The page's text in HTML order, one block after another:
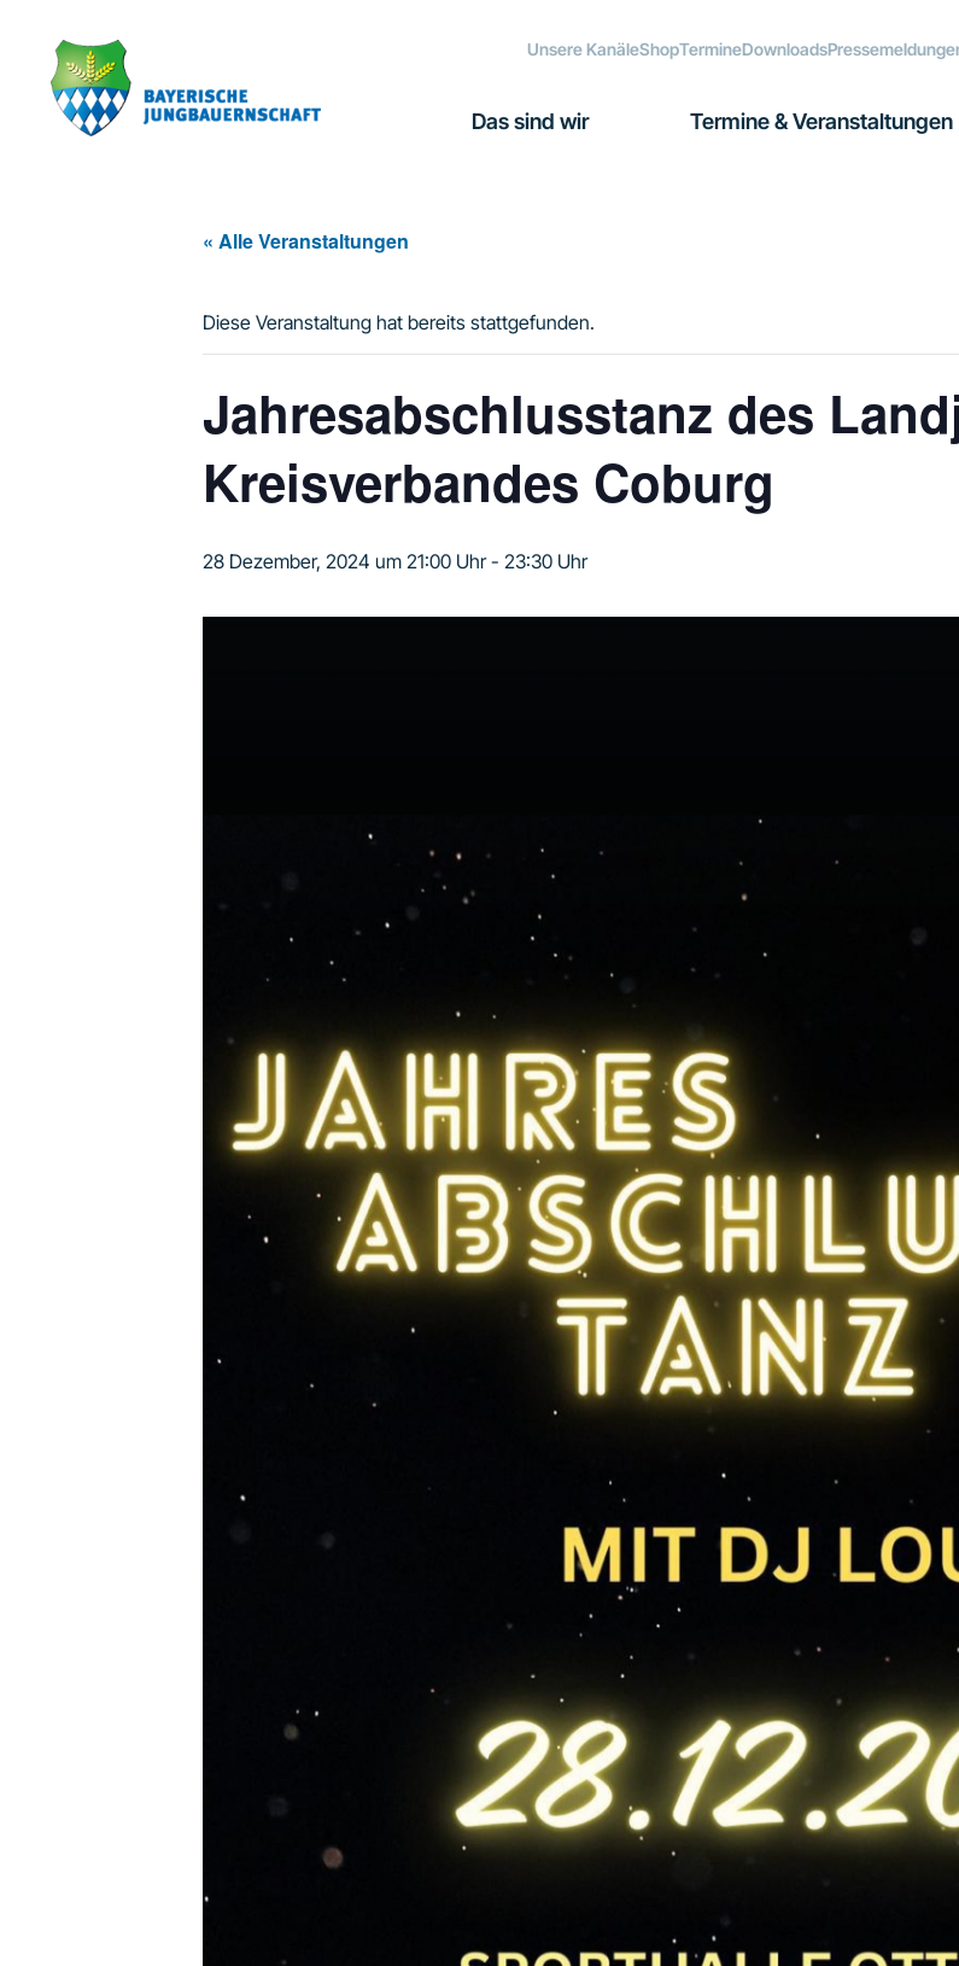
Hauptnavigation
springen
springen
Fußzeile
springen
Unsere KanäleShopTermineDownloads
Das sind wir Termine & Veranstaltungen
« Alle Veranstaltungen
Diese Veranstaltung hat bereits stattgefunden.
Jahresabschlusstanz des
Kreisverbandes Coburg
28 Dezember, 2024 um 21:00 Uhr- 23:30 Uhr